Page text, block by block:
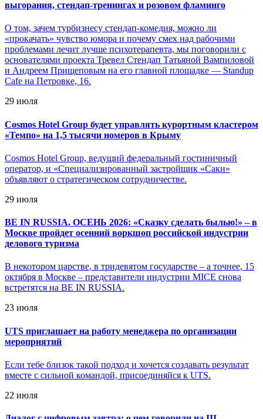
выгорания, стендап-тренингах и розовом фламинго
О том, зачем турбизнесу стендап-комедия, можно ли
«прокачать» чувство юмора и почему смех над рабочими
проблемами лечит лучше психотерапевта, мы поговорили с
основателями проекта Тревел Стендап Татьяной Вампиловой
и Андреем Прищеповым на его главной площадке — Standup
Cafe на Петровке, 16.
29 июля
Cosmos Hotel Group будет управлять курортным кластером
«Темпо» на 1,5 тысячи номеров в Крыму
Cosmos Hotel Group, ведущий федеральный гостиничный
оператор, и «Специализированный застройщик «Саки»
объявляют о стратегическом сотрудничестве.
29 июля
BE IN RUSSIA. ОСЕНЬ 2026: «Сказку сделать былью!» – в
Москве пройдет осенний воркшоп российской индустрии
делового туризма
В некотором царстве, в тридевятом государстве – а точнее, 15
октября в Москве – представители индустрии MICE снова
встретятся на BE IN RUSSIA.
23 июля
UTS приглашает на работу менеджера по организации
мероприятий
Если тебе близок такой подход и хочется создавать результат
вместе с сильной командой, присоединяйся к UTS.
22 июля